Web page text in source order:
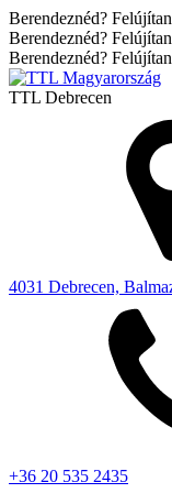
Berendeznéd?
Berendeznéd?
Berendeznéd?
TTL Debrecen
4031 Debrecen,
+36 20 535 2435